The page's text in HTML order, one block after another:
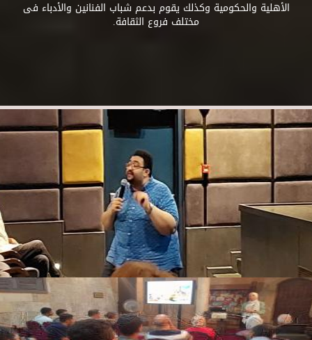
الأهلية والحكومية وكذلك يقوم بدعم شباب الفنانين والأدباء فى
مختلف فروع الثقافة.